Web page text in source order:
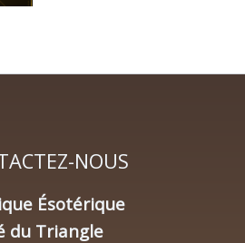
NOUS
Ésotérique
du Triangle